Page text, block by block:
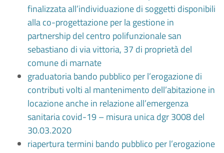
finalizzata all’individuazione di soggetti disponibili
alla co-progettazione per la gestione in
partnership del centro polifunzionale san
sebastiano di via vittoria, 37 di proprietà del
comune di marnate
graduatoria bando pubblico per l’erogazione di
contributi volti al mantenimento dell’abitazione in
locazione anche in relazione all’emergenza
sanitaria covid-19 – misura unica dgr 3008 del
30.03.2020
riapertura termini bando pubblico per l’erogazione